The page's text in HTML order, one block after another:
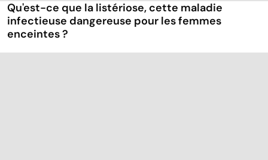
Qu'est-ce que la listériose, cette maladie
infectieuse dangereuse pour les femmes
enceintes ?